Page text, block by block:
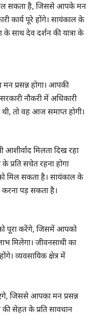
सकता है, जिससे आपके मन
कार्य पूरे होंगे। सायंकाल के
देव दर्शन की यात्रा के
प्रसन्न होगा। आपकी
नौकरी में अधिकारी
तो वह आज समाप्त होगी।
मिलता दिख रहा
सचेत रहना होगा
मिल सकता है। सायंकाल के
पड़ सकता है।
पूरा करेंगे, जिसमें आपको
मिलेगा। जीवनसाथी का
व्यवसायिक क्षेत्र में
जिससे आपका मन प्रसन्न
सेहत के प्रति सावधान